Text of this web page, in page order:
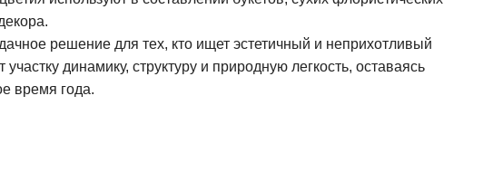
решение для тех, кто ищет эстетичный и неприхотливый
динамику, структуру и природную легкость, оставаясь
время года.